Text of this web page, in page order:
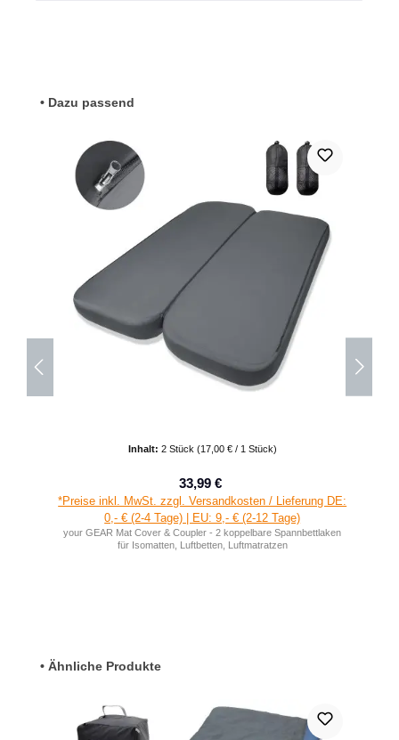
Produktgalerie überspringen
• Dazu passend
Inhalt: 2 Stück (17,00 € / 1 Stück)
Verkaufspreis:
33,99 €
*Preise inkl. MwSt. zzgl. Versandkosten / Lieferung DE:
0,- € (2-4 Tage) | EU: 9,- € (2-12 Tage)
your GEAR Mat Cover & Coupler - 2 koppelbare Spannbettlaken
für Isomatten, Luftbetten, Luftmatratzen
Produktgalerie überspringen
• Ähnliche Produkte